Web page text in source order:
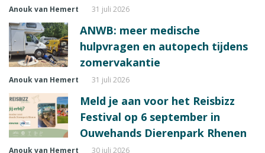
Anouk van Hemert 31 juli 2026
ANWB: meer medische
hulpvragen en autopech tijdens
zomervakantie
Anouk van Hemert 31 juli 2026
Meld je aan voor het Reisbizz
Festival op 6 september in
Ouwehands Dierenpark Rhenen
Anouk van Hemert 30 juli 2026